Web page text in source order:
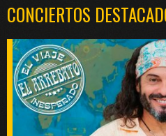
CONCIERTOS